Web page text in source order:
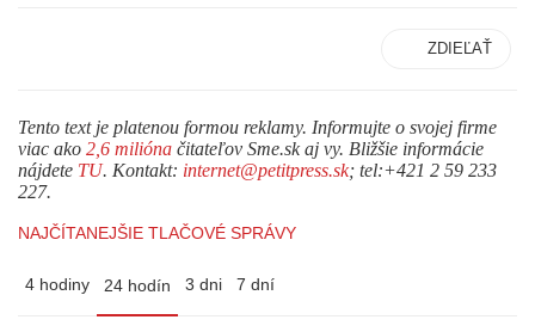
ZDIEĽAŤ
Tento text je platenou formou reklamy. Informujte o svojej firme
viac ako 2,6 milióna čitateľov Sme.sk aj vy. Bližšie informácie
nájdete TU. Kontakt: internet@petitpress.sk; tel:+421 2 59 233
227.
NAJČÍTANEJŠIE TLAČOVÉ SPRÁVY
4 hodiny 24 hodín 3 dni 7 dní